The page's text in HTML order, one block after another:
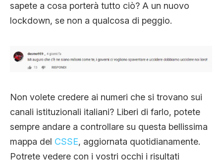
sapete a cosa porterà tutto ciò? A un nuovo
lockdown, se non a qualcosa di peggio.
Non volete credere ai numeri che si trovano sui
canali istituzionali italiani? Liberi di farlo, potete
sempre andare a controllare su questa bellissima
mappa del CSSE, aggiornata quotidianamente.
Potrete vedere con i vostri occhi i risultati